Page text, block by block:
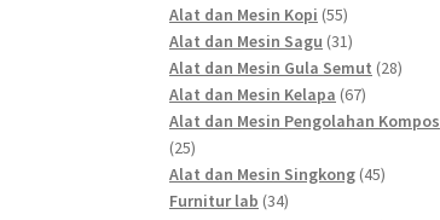
Alat dan Mesin Kopi 5555
products
Alat dan Mesin Sagu 3131
products
Alat dan Mesin Gula Semut 2828
Alat dan Mesin Kelapa 6767
products
Alat dan Mesin Pengolahan Kompos
2525
products
Alat dan Mesin Singkong 4545
Furnitur lab 3434